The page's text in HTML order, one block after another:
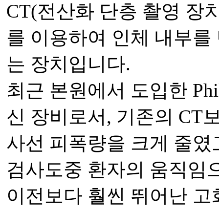
CT(전산화 단층 촬영 장
를 이용하여 인체 내부
는 장치입니다.
최근 본원에서 도입한
신 장비로서, 기존의 CT
사선 피폭량을 크게 줄였
검사도중 환자의 움직임
이전보다 훨씬 뛰어난